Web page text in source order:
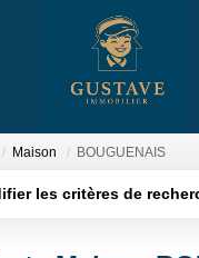
ACHETER
Maison BOUGUENAIS
les critères de